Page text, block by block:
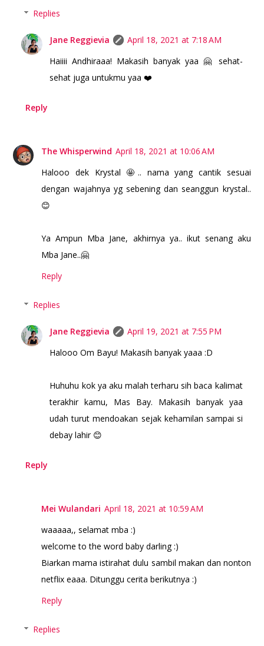
Replies
Jane Reggievia
April 18, 2021 at 7:18 AM
Haiiii Andhiraaa! Makasih banyak yaa 🤗 sehat-
sehat juga untukmu yaa ❤️
Reply
The Whisperwind April 18, 2021 at 10:06 AM
Halooo dek Krystal 🤩.. nama yang cantik sesuai
dengan wajahnya yg sebening dan seanggun krystal..
😊
Ya Ampun Mba Jane, akhirnya ya.. ikut senang aku
Mba Jane..🤗
Reply
Replies
Jane Reggievia
April 19, 2021 at 7:55 PM
Halooo Om Bayu! Makasih banyak yaaa :D
Huhuhu kok ya aku malah terharu sih baca kalimat
terakhir kamu, Mas Bay. Makasih banyak yaa
udah turut mendoakan sejak kehamilan sampai si
debay lahir 😊
Reply
Mei Wulandari April 18, 2021 at 10:59 AM
waaaaa,, selamat mba :)
welcome to the word baby darling :)
Biarkan mama istirahat dulu sambil makan dan nonton
netflix eaaa. Ditunggu cerita berikutnya :)
Reply
Replies